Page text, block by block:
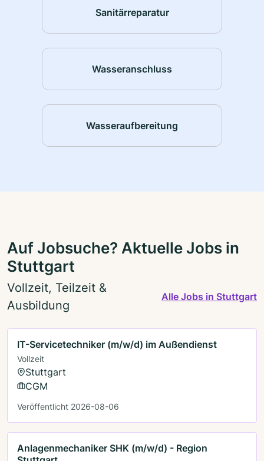
Sanitärreparatur
Wasseranschluss
Wasseraufbereitung
Auf Jobsuche? Aktuelle Jobs in
Stuttgart
Vollzeit, Teilzeit &
Ausbildung
Alle Jobs in Stuttgart
IT-Servicetechniker (m/w/d) im Außendienst
Vollzeit
Stuttgart
CGM
Veröffentlicht 2026-08-06
Anlagenmechaniker SHK (m/w/d) - Region